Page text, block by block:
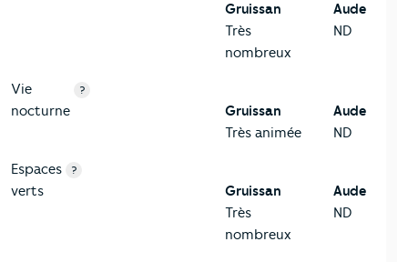
Gruissan
Très
nombreux
Aude
ND
Vie
nocturne
?
Gruissan
Très animée
Aude
ND
Espaces
verts
?
Gruissan
Très
nombreux
Aude
ND